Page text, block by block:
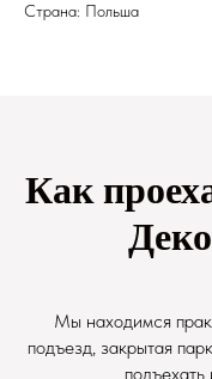
Страна: Польша
Как
Мы находимся
подъезд, закрытая
подъехать